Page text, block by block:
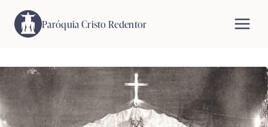
para
Paróquia Cristo Redentor